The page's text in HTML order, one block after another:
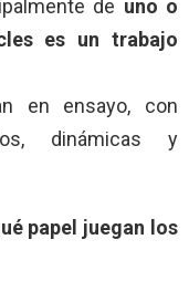
de uno o
es un trabajo
en ensayo, con
dinámicas y
papel juegan los